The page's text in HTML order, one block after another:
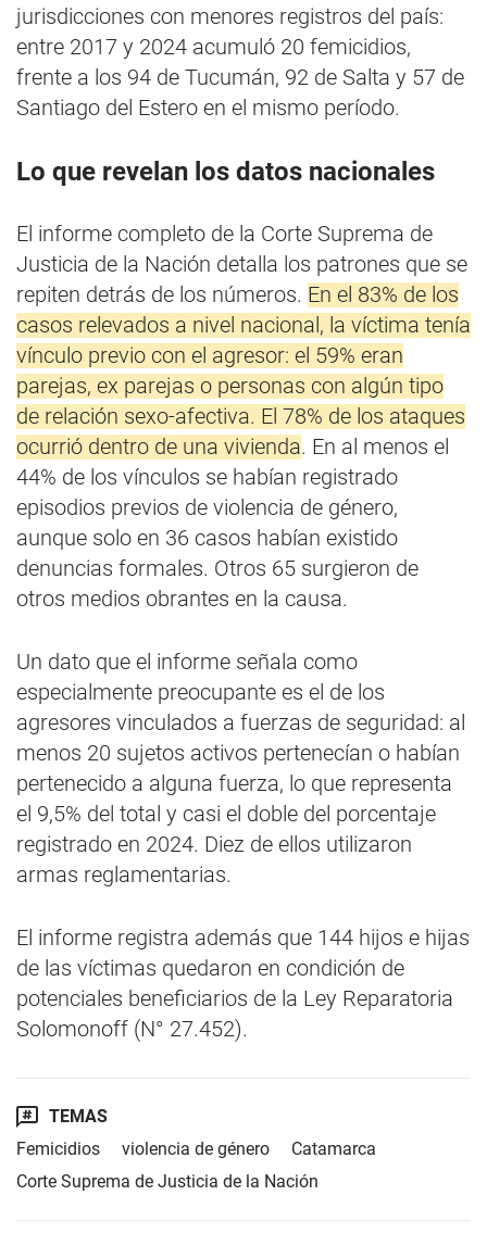
jurisdicciones con menores registros del país:
entre 2017 y 2024 acumuló 20 femicidios,
frente a los 94 de Tucumán, 92 de Salta y 57 de
Santiago del Estero en el mismo período.
Lo que revelan los datos nacionales
El informe completo de la Corte Suprema de
Justicia de la Nación detalla los patrones que se
repiten detrás de los números. En el 83% de los
casos relevados a nivel nacional, la víctima tenía
vínculo previo con el agresor: el 59% eran
parejas, ex parejas o personas con algún tipo
de relación sexo-afectiva. El 78% de los ataques
ocurrió dentro de una vivienda. En al menos el
44% de los vínculos se habían registrado
episodios previos de violencia de género,
aunque solo en 36 casos habían existido
denuncias formales. Otros 65 surgieron de
otros medios obrantes en la causa.
Un dato que el informe señala como
especialmente preocupante es el de los
agresores vinculados a fuerzas de seguridad: al
menos 20 sujetos activos pertenecían o habían
pertenecido a alguna fuerza, lo que representa
el 9,5% del total y casi el doble del porcentaje
registrado en 2024. Diez de ellos utilizaron
armas reglamentarias.
El informe registra además que 144 hijos e hijas
de las víctimas quedaron en condición de
potenciales beneficiarios de la Ley Reparatoria
Solomonoff (N° 27.452).
TEMAS
Femicidios
violencia de género
Catamarca
Corte Suprema de Justicia de la Nación